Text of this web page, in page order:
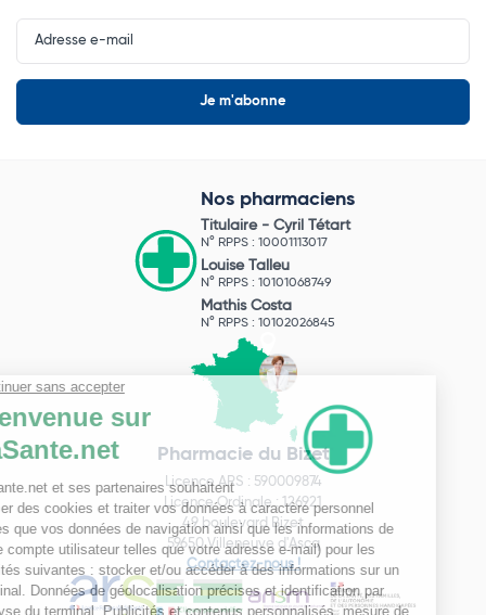
Input
Newsletter
Nos pharmaciens
Titulaire - Cyril Tétart
N° RPPS : 10001113017
Louise Talleu
N° RPPS : 10101068749
Mathis Costa
N° RPPS : 10102026845
Pharmacie du Bizet
Licence ARS : 590009874
Licence Ordinale : 126921
49 boulevard Bizet
59650 Villeneuve d'Ascq
Contactez-nous !